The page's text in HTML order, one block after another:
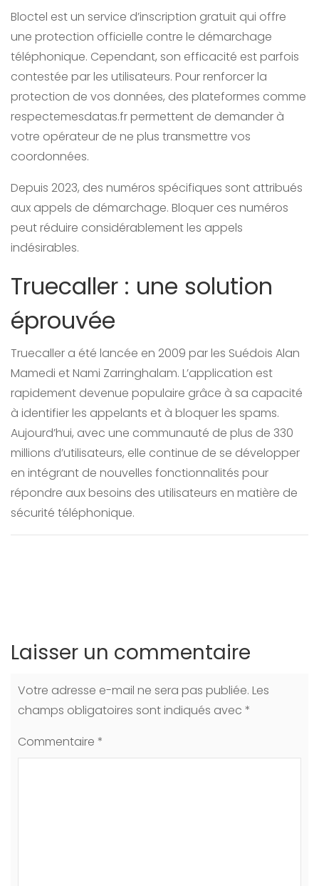
Bloctel est un service d’inscription gratuit qui offre
une protection officielle contre le démarchage
téléphonique. Cependant, son efficacité est parfois
contestée par les utilisateurs. Pour renforcer la
protection de vos données, des plateformes comme
respectemesdatas.fr permettent de demander à
votre opérateur de ne plus transmettre vos
coordonnées.
Depuis 2023, des numéros spécifiques sont attribués
aux appels de démarchage. Bloquer ces numéros
peut réduire considérablement les appels
indésirables.
Truecaller : une solution
éprouvée
Truecaller a été lancée en 2009 par les Suédois Alan
Mamedi et Nami Zarringhalam. L’application est
rapidement devenue populaire grâce à sa capacité
à identifier les appelants et à bloquer les spams.
Aujourd’hui, avec une communauté de plus de 330
millions d’utilisateurs, elle continue de se développer
en intégrant de nouvelles fonctionnalités pour
répondre aux besoins des utilisateurs en matière de
sécurité téléphonique.
Laisser un commentaire
Votre adresse e-mail ne sera pas publiée. Les
champs obligatoires sont indiqués avec *
Commentaire *